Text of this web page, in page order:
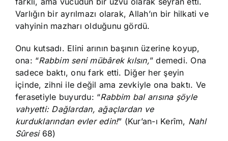
Varlığın bir ayrılmazı olarak, Allah’ın bir hilkati ve
vahyinin mazharı olduğunu gördü.
Onu kutsadı. Elini arının başının üzerine koyup,
ona: “Rabbim seni mübârek kılsın,” demedi. Ona
sadece baktı, onu fark etti. Diğer her şeyin
içinde, zihni ile değil ama zevkiyle ona baktı. Ve
ferasetiyle buyurdu: “Rabbim bal arısına şöyle
vahyetti: Dağlardan, ağaçlardan ve
kurduklarından evler edin!” (Kur’an-ı Kerîm, Nahl
Sûresi68)